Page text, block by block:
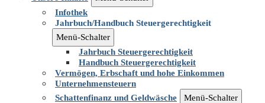
Infothek
Jahrbuch/Handbuch Steuergerechtigkeit
Menü-Schalter
Jahrbuch Steuergerechtigkeit
Handbuch Steuergerechtigkeit
Vermögen, Erbschaft und hohe Einkommen
Unternehmensteuern
Schattenfinanz und Geldwäsche
Menü-Schalter